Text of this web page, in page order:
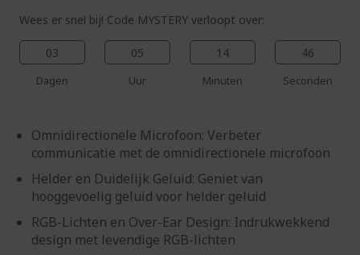
Wees er snel bij! Code MYSTERY verloopt over:
03
Dagen
05
Uur
14
Minuten
45
Seconden
Omnidirectionele Microfoon: Verbeter
communicatie met de omnidirectionele microfoon
Helder en Duidelijk Geluid: Geniet van
hooggevoelig geluid voor helder geluid
RGB-Lichten en Over-Ear Design: Indrukwekkend
design met levendige RGB-lichten